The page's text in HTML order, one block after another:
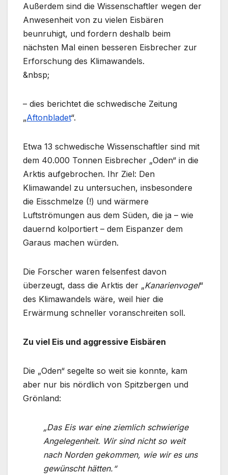
Außerdem sind die Wissenschaftler wegen der
Anwesenheit von zu vielen Eisbären
beunruhigt, und fordern deshalb beim
nächsten Mal einen besseren Eisbrecher zur
Erforschung des Klimawandels.
&nbsp;
– dies berichtet die schwedische Zeitung
„Aftonbladet“.
Etwa 13 schwedische Wissenschaftler sind mit
dem 40.000 Tonnen Eisbrecher „Oden“ in die
Arktis aufgebrochen. Ihr Ziel: Den
Klimawandel zu untersuchen, insbesondere
die Eisschmelze (!) und wärmere
Luftströmungen aus dem Süden, die ja – wie
dauernd kolportiert – dem Eispanzer dem
Garaus machen würden.
Die Forscher waren felsenfest davon
überzeugt, dass die Arktis der „Kanarienvogel“
des Klimawandels wäre, weil hier die
Erwärmung schneller voranschreiten soll.
Zu viel Eis und aggressive Eisbären
Die „Oden“ segelte so weit sie konnte, kam
aber nur bis nördlich von Spitzbergen und
Grönland:
„Das Eis war eine ziemlich schwierige
Angelegenheit. Wir sind nicht so weit
nach Norden gekommen, wie wir es uns
gewünscht hätten.“